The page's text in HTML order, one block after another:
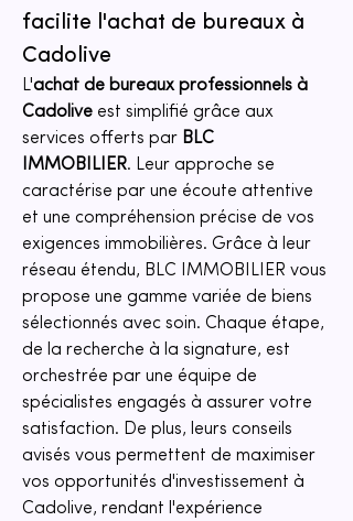
facilite l'achat de bureaux à
Cadolive
L'achat de bureaux professionnels à
Cadolive est simplifié grâce aux
services offerts par BLC
IMMOBILIER. Leur approche se
caractérise par une écoute attentive
et une compréhension précise de vos
exigences immobilières. Grâce à leur
réseau étendu, BLC IMMOBILIER vous
propose une gamme variée de biens
sélectionnés avec soin. Chaque étape,
de la recherche à la signature, est
orchestrée par une équipe de
spécialistes engagés à assurer votre
satisfaction. De plus, leurs conseils
avisés vous permettent de maximiser
vos opportunités d'investissement à
Cadolive, rendant l'expérience